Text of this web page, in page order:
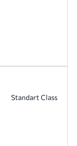
Standart Class